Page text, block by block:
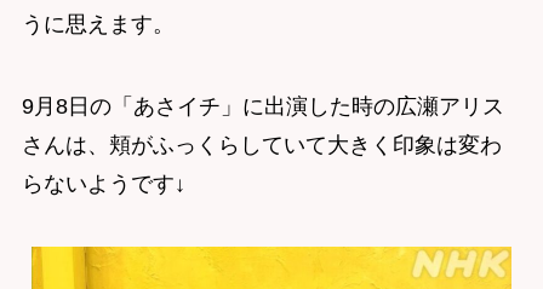
うに思えます。
9月8日の「あさイチ」に出演した時の広瀬アリス
さんは、頬がふっくらしていて大きく印象は変わ
らないようです↓